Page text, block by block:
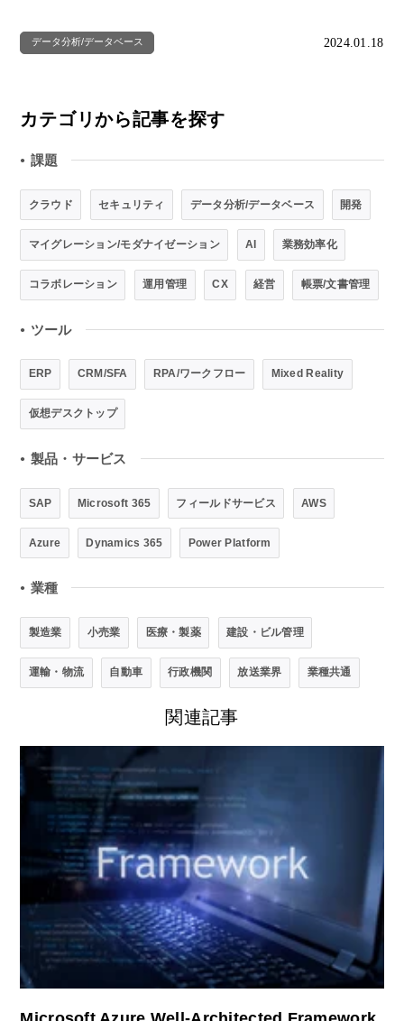
データ分析/データベース 2024.01.18
カテゴリから記事を探す
● 課題
クラウド セキュリティ データ分析/データベース 開発
マイグレーション/モダナイゼーション AI 業務効率化
コラボレーション 運用管理 CX 経営 帳票/文書管理
● ツール
ERP CRM/SFA RPA/ワークフロー Mixed Reality
仮想デスクトップ
● 製品・サービス
SAP Microsoft 365 フィールドサービス AWS
Azure Dynamics 365 Power Platform
● 業種
製造業 小売業 医療・製薬 建設・ビル管理
運輸・物流 自動車 行政機関 放送業界 業種共通
関連記事